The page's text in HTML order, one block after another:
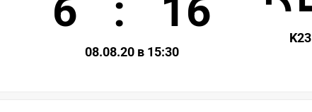
K23
6 : 16
08.08.20 в 15:30